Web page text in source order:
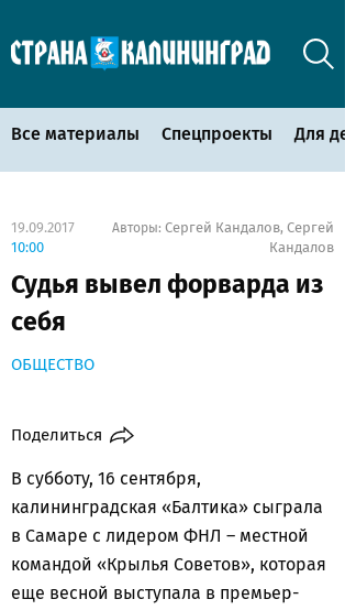
Все материалы Спецпроекты Для
19.09.2017
10:00
Авторы: Сергей Кандалов, Сергей
Кандалов
Судья вывел форварда из
себя
ОБЩЕСТВО
Поделиться
В субботу, 16 сентября,
калининградская «Балтика» сыграла
в Самаре с лидером ФНЛ – местной
командой «Крылья Советов», которая
еще весной выступала в премьер-